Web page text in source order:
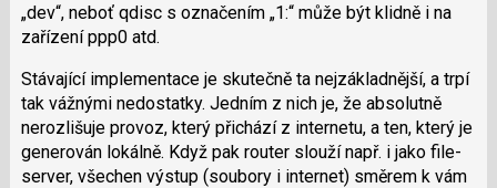
„dev“, neboť qdisc s označením „1:“ může být klidně i na
zařízení ppp0 atd.
Stávající implementace je skutečně ta nejzákladnější, a trpí
tak vážnými nedostatky. Jedním z nich je, že absolutně
nerozlišuje provoz, který přichází z internetu, a ten, který je
generován lokálně. Když pak router slouží např. i jako file-
server, všechen výstup (soubory i internet) směrem k vám